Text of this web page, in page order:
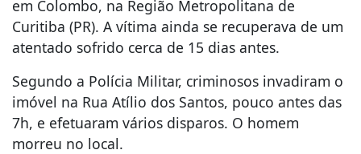
em Colombo, na Região Metropolitana de
Curitiba (PR). A vítima ainda se recuperava de um
atentado sofrido cerca de 15 dias antes.
Segundo a Polícia Militar, criminosos invadiram o
imóvel na Rua Atílio dos Santos, pouco antes das
7h, e efetuaram vários disparos. O homem
morreu no local.